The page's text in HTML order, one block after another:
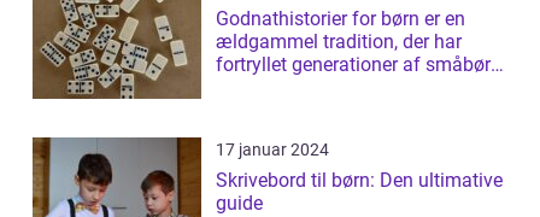
Godnathistorier for børn er en
ældgammel tradition, der har
fortryllet generationer af småbørn
17 januar 2024
Skrivebord til børn: Den ultimative
guide